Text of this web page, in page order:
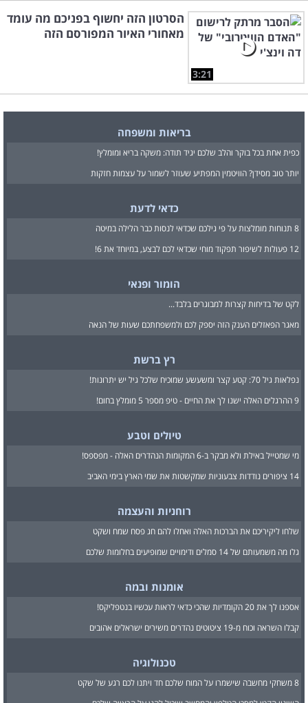
3:21
הסרטון הזה יחשוף בפניכם מה עומד
מאחורי האיור המפורסם הזה
בריאות ומשפחה
כפית אחת בכל בוקר והלב שלכם יגיד תודה: משקה בריא ומומלץ!
יותר טוב מסידן? הוויטמין המפתיע שעוזר לשמור על עצמות חזקות
כדאי לדעת
8 תנוחות מומלצות על פי גילכם שכדאי לנסות כבר הלילה במיטה
12 פעולות לשיפור תפקוד מוחי שכדאי לכם לבצע, במיוחד את 6!
הומור ופנאי
לקט של בדיחות קצרות למבוגרים בלבד...
מאגר הפאזלים הענק הזה יספק לכם ולמשפחתכם שעות של הנאה
רץ ברשת
נפלאות גיל 70: קטע קצר ומשעשע שמוכיח שלכל גיל יש יתרונות!
9 ההרגלים האלה ישנו לך את החיים - טיפ מספר 5 מומלץ בחום!
טיולים וטבע
מי שמטייל באילת ולא מבקר ב-6 המקומות הנהדרים האלה - מפספס!
14 ציפורים נודדות צבעוניות שמקשטות את שמי הארץ בימי האביב
רוחניות והעצמה
שלחו ליקיריכם את הברכות האלה ואחלו להם חג פסח שמח ושקט
גלו מה משמעותם של 14 סמלים ודימויים שמופיעים בחלומות שלכם
אומנות ובמה
אספנו לך את 20 הקומדיות שהכי כדאי לראות עכשיו בנטפליקס!
קבלו השראה וכוח מ-19 ציטוטים נהדרים משירים ישראלים אהובים
טכנולוגיה
8 משחקי מחשבה שישמרו על המוח שלכם חד ויתנו לכם רגע של שקט